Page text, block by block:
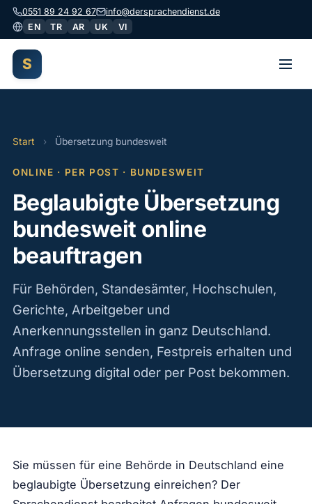
0551 89 24 92 67
info@dersprachendienst.de
EN
TR AR UK VI
S
Dolmetschen
Übersetzungen
Begleitung
Gutachten
Über uns
Start › Übersetzung bundesweit
ONLINE · PER POST · BUNDESWEIT
Beglaubigte Übersetzung
bundesweit online
beauftragen
Für Behörden, Standesämter, Hochschulen,
Gerichte, Arbeitgeber und
Anerkennungsstellen in ganz Deutschland.
Anfrage online senden, Festpreis erhalten und
Übersetzung digital oder per Post bekommen.
Sie müssen für eine Behörde in Deutschland eine
beglaubigte Übersetzung einreichen? Der